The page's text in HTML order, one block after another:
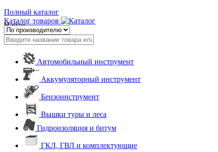
Полный каталог
Каталог товаров
Найти
Автомобильный инструмент
Аккумуляторный инструмент
Бензоинструмент
Вышки туры и леса
Гидроизоляция и битум
ГКЛ, ГВЛ и комплектующие